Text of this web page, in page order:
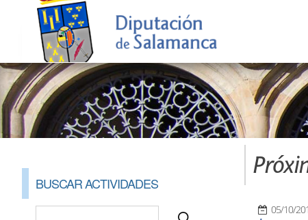
BUSCAR ACTIVIDADES
05/10/